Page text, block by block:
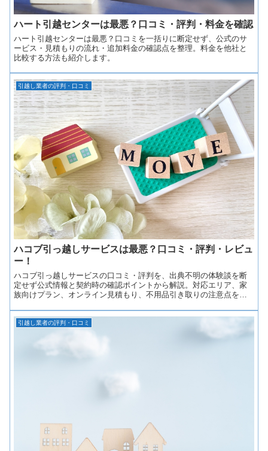
ハート引越センターは最悪？口コミ・評判・料金を確認
ハート引越センターは最悪？口コミを一括りに断定せず、公式のサ
ービス・見積もりの流れ・追加料金の確認点を整理。料金を他社と
比較する方法も紹介します。
引越し業者の評判・口コミ
ハコブ引っ越しサービスは最悪？口コミ・評判・レビュ
ー！
ハコブ引っ越しサービスの口コミ・評判を、出典不明の体験談を断
定せず公式情報と契約時の確認ポイントから解説。対応エリア、家
族向けプラン、オンライン見積もり、不用品引き取りの注意点を紹
引越し業者の評判・口コミ